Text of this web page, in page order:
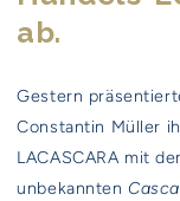
ab.
Gestern
Constantin Müller
LACASCARA mit
unbekannten